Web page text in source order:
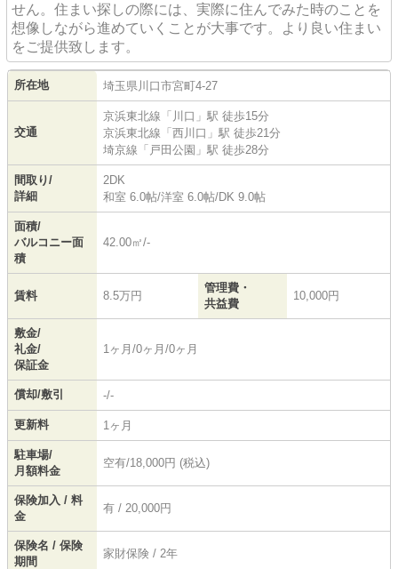
せん。住まい探しの際には、実際に住んでみた時のことを
想像しながら進めていくことが大事です。より良い住まい
をご提供致します。
所在地 埼玉県 川口市宮町4-27
交通
京浜東北線 「 川口 」駅 徒歩15分
京浜東北線 「 西川口 」駅 徒歩21分
埼京線 「 戸田公園 」駅 徒歩28分
間取り/
詳細
2DK
和室 6.0帖/洋室 6.0帖/DK 9.0帖
面積/
バルコニー面
積
42.00㎡/-
賃料 8.5万円
管理費・
共益費
10,000円
敷金/
礼金/
保証金
1ヶ月/0ヶ月/0ヶ月
償却/敷引 -/-
更新料 1ヶ月
駐車場/
月額料金
空有/18,000円 (税込)
保険加入 / 料
金
有 / 20,000円
保険名 / 保険
期間
家財保険 / 2年